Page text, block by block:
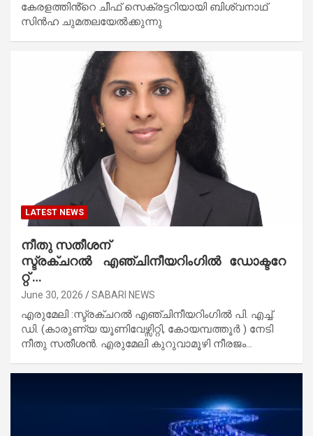
കേരളത്തിൻ്റെ ചീഫ് സെക്രട്ടറിയായി ബിശ്വനാഥ്
സിൻഹ ചുമതലയേൽക്കുന്നു
LATEST NEWS
നീതു സതീശന്
സ്ട്രക്ചറൽ എഞ്ചിനീയറിംഗിൽ ഡോക്ടറേ
റ്റ് …
June 30, 2026 SABARI NEWS
എരുമേലി :സ്ട്രക്ചറൽ എഞ്ചിനീയറിംഗിൽ പി. എച്ച്.
ഡി. (കാരുണ്യ യൂണിവേഴ്സിറ്റി, കോയമ്പത്തൂർ ) നേടി
നീതു സതീശൻ. എരുമേലി കുറുവാമൂഴി നീരജം…